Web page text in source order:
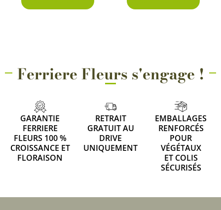
Ferriere Fleurs s'engage !
GARANTIE
FERRIERE
FLEURS 100 %
CROISSANCE ET
FLORAISON
RETRAIT
GRATUIT AU
DRIVE
UNIQUEMENT
EMBALLAGES
RENFORCÉS
POUR
VÉGÉTAUX
ET COLIS
SÉCURISÉS